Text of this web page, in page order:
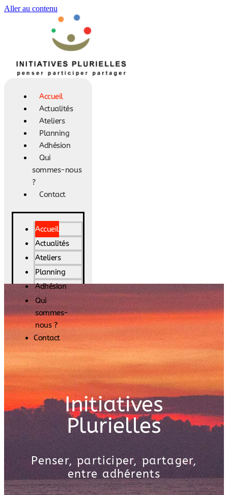
Aller au contenu
Accueil
Actualités
Ateliers
Planning
Adhésion
Qui
sommes-nous
?
Contact
Accueil
Actualités
Ateliers
Planning
Adhésion
Qui
sommes-
nous ?
Contact
Initiatives
Plurielles
Penser, participer, partager,
entre adhérents